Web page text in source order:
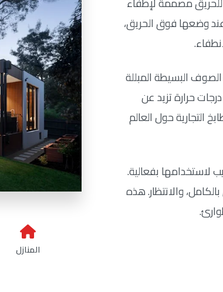
وضعها فوق الحريق،
البسيطة المبللة
حرارة تزيد عن
التجارية حول العالم
لاستخدامها بفعالية.
والانتظار. هذه
المنازل